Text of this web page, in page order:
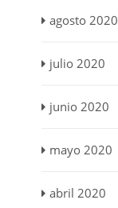
agosto 2020
julio 2020
junio 2020
mayo 2020
abril 2020